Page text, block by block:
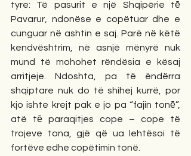
tyre: Të pasurit e një Shqipërie tē
Pavarur, ndonëse e copëtuar dhe e
cunguar në ashtin e saj. Parë në këtë
kendvështrim, në asnjë mënyrë nuk
mund të mohohet rëndësia e kësaj
arritjeje. Ndoshta, pa të ëndërra
shqiptare nuk do të shihej kurrë, por
kjo ishte krejt pak e jo pa “fajin tonē”,
atë tē paraqitjes cope – cope të
trojeve tona, gjë që ua lehtësoi të
fortëve edhe copëtimin tonë.